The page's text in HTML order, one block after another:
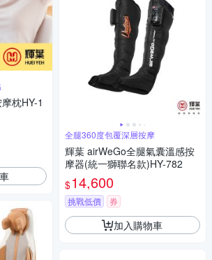
枕HY-1
全腿360度包覆深層按摩
輝葉 airWeGo全腿氣囊溫感按
摩器(統一獅聯名款)HY-782
$14,600
挑戰低價 券
加入購物車